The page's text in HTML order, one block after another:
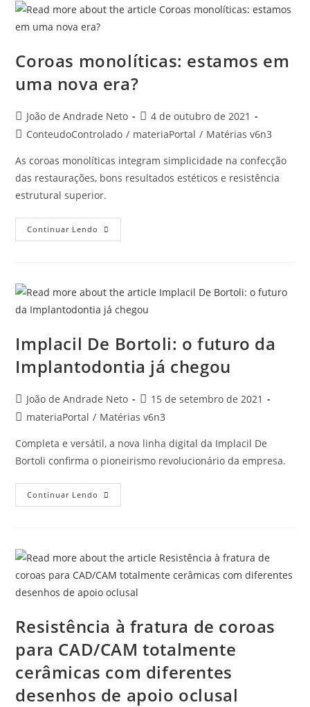
Coroas monolíticas: estamos em
uma nova era?
João de Andrade Neto
4 de outubro de 2021
ConteudoControlado / materiaPortal / Matérias v6n3
As coroas monolíticas integram simplicidade na confecção
das restaurações, bons resultados estéticos e resistência
estrutural superior.
Continuar Lendo
Implacil De Bortoli: o futuro da
Implantodontia já chegou
João de Andrade Neto
15 de setembro de 2021
materiaPortal / Matérias v6n3
Completa e versátil, a nova linha digital da Implacil De
Bortoli confirma o pioneirismo revolucionário da empresa.
Continuar Lendo
Resistência à fratura de coroas
para CAD/CAM totalmente
cerâmicas com diferentes
desenhos de apoio oclusal